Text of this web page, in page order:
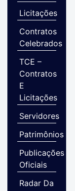
Licitações
Contratos
Celebrados
TCE –
Contratos
E
Licitações
Servidores
Patrimônios
Publicações
Oficiais
Radar Da